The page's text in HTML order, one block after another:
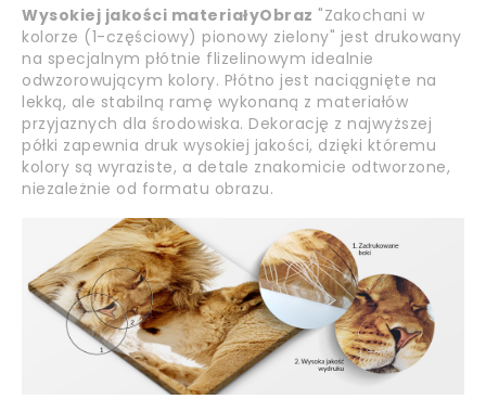
Wysokiej jakości materiałyObraz "Zakochani w
kolorze (1-częściowy) pionowy zielony" jest drukowany
na specjalnym płótnie flizelinowym idealnie
odwzorowującym kolory. Płótno jest naciągnięte na
lekką, ale stabilną ramę wykonaną z materiałów
przyjaznych dla środowiska. Dekorację z najwyższej
półki zapewnia druk wysokiej jakości, dzięki któremu
kolory są wyraziste, a detale znakomicie odtworzone,
niezależnie od formatu obrazu.